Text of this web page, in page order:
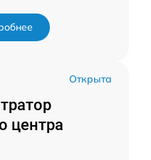
Открыта
центра